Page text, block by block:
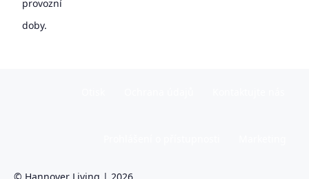
provozní
doby.
© Hannover Living | 2026